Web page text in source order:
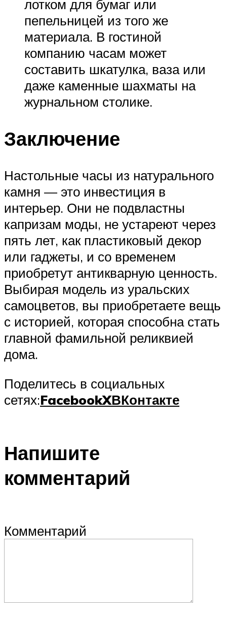
лотком для бумаг или
пепельницей из того же
материала. В гостиной
компанию часам может
составить шкатулка, ваза или
даже каменные шахматы на
журнальном столике.
Заключение
Настольные часы из натурального
камня — это инвестиция в
интерьер. Они не подвластны
капризам моды, не устареют через
пять лет, как пластиковый декор
или гаджеты, и со временем
приобретут антикварную ценность.
Выбирая модель из уральских
самоцветов, вы приобретаете вещь
с историей, которая способна стать
главной фамильной реликвией
дома.
Поделитесь в социальных
сетях:FacebookXВКонтакте
Напишите
комментарий
Комментарий